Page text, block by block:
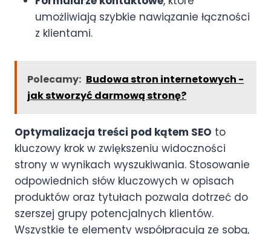
umożliwiają szybkie nawiązanie łączności
z klientami.
Polecamy: Budowa stron internetowych -
jak stworzyć darmową stronę?
Optymalizacja treści pod kątem SEO to
kluczowy krok w zwiększeniu widoczności
strony w wynikach wyszukiwania. Stosowanie
odpowiednich słów kluczowych w opisach
produktów oraz tytułach pozwala dotrzeć do
szerszej grupy potencjalnych klientów.
Wszystkie te elementy współpracują ze sobą,